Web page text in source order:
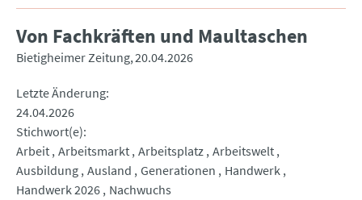
Von Fachkräften und Maultaschen
Bietigheimer Zeitung 20.04.2026
Letzte Änderung
24.04.2026
Stichwort(e)
Arbeit Arbeitsmarkt Arbeitsplatz Arbeitswelt
Ausbildung Ausland Generationen
Handwerk
Handwerk 2026 Nachwuchs